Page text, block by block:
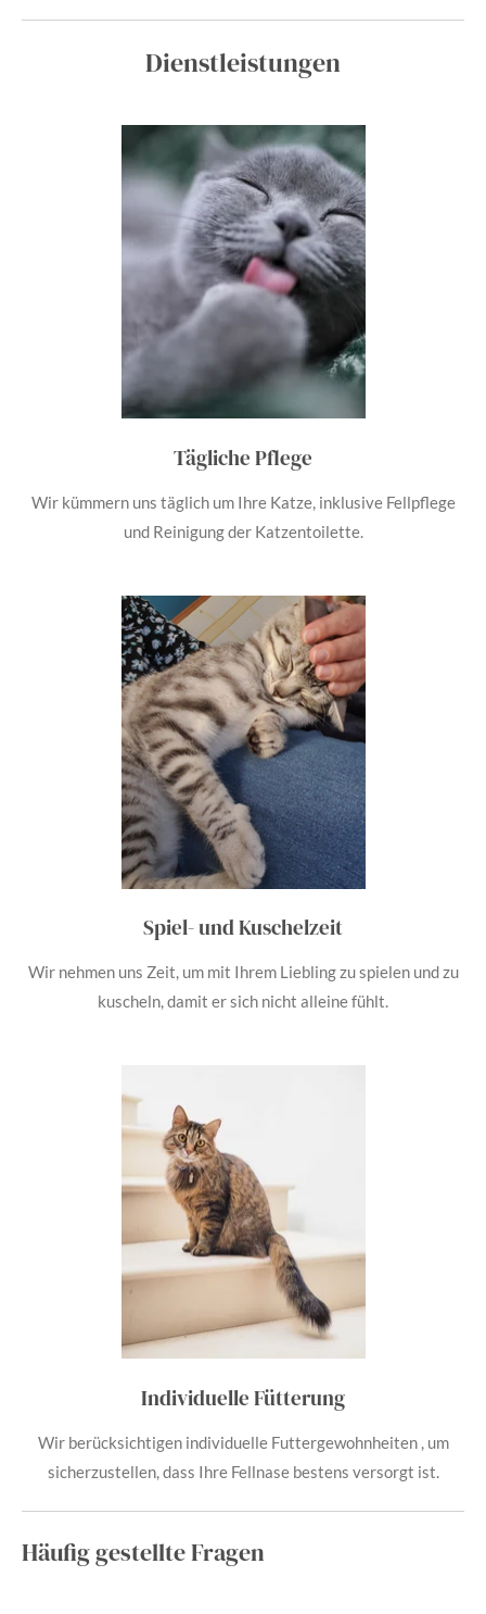
Dienstleistungen
Tägliche Pflege
Wir kümmern uns täglich um Ihre Katze, inklusive Fellpflege
und Reinigung der Katzentoilette.
Spiel- und Kuschelzeit
Wir nehmen uns Zeit, um mit Ihrem Liebling zu spielen und zu
kuscheln, damit er sich nicht alleine fühlt.
Individuelle Fütterung
Wir berücksichtigen individuelle Futtergewohnheiten , um
sicherzustellen, dass Ihre Fellnase bestens versorgt ist.
Häufig gestellte Fragen